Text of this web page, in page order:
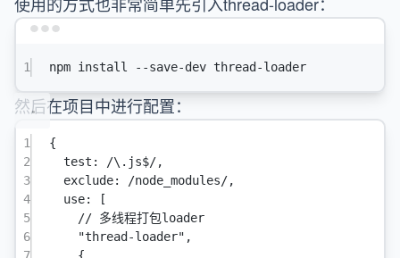
1 npm install --save-dev thread-loader
然后在项目中进行配置：
1
{
2
test : /\. js$/,
3
exclude: /node_modules/,
4
use: [
5
// 多线程打包loader
6
"thread-loader" ,